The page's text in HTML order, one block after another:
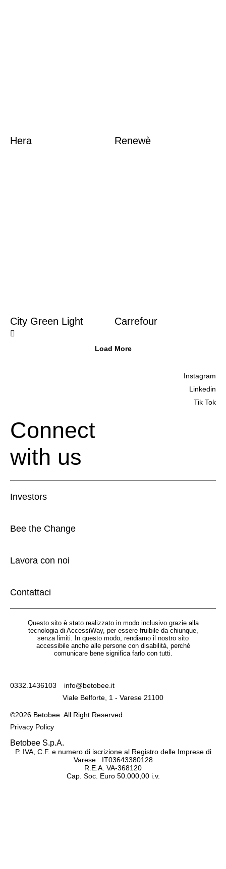
Hera Renewè
City Green Light Carrefour
Load More
Connect
with us
Instagram
Linkedin
Tik Tok
Investors
Bee the Change
Lavora con noi
Contattaci
Questo sito è stato realizzato in modo inclusivo grazie alla
tecnologia di AccessiWay, per essere fruibile da chiunque,
senza limiti. In questo modo, rendiamo il nostro sito
accessibile anche alle persone con disabilità, perché
comunicare bene significa farlo con tutti.
Betobee S.p.A.
P. IVA, C.F. e numero di iscrizione al Registro delle Imprese di
Varese : IT03643380128
R.E.A. VA-368120
Cap. Soc. Euro 50.000,00 i.v.
0332.1436103
info@betobee.it
Viale Belforte, 1 - Varese 21100
©2026 Betobee. All Right Reserved
Privacy Policy